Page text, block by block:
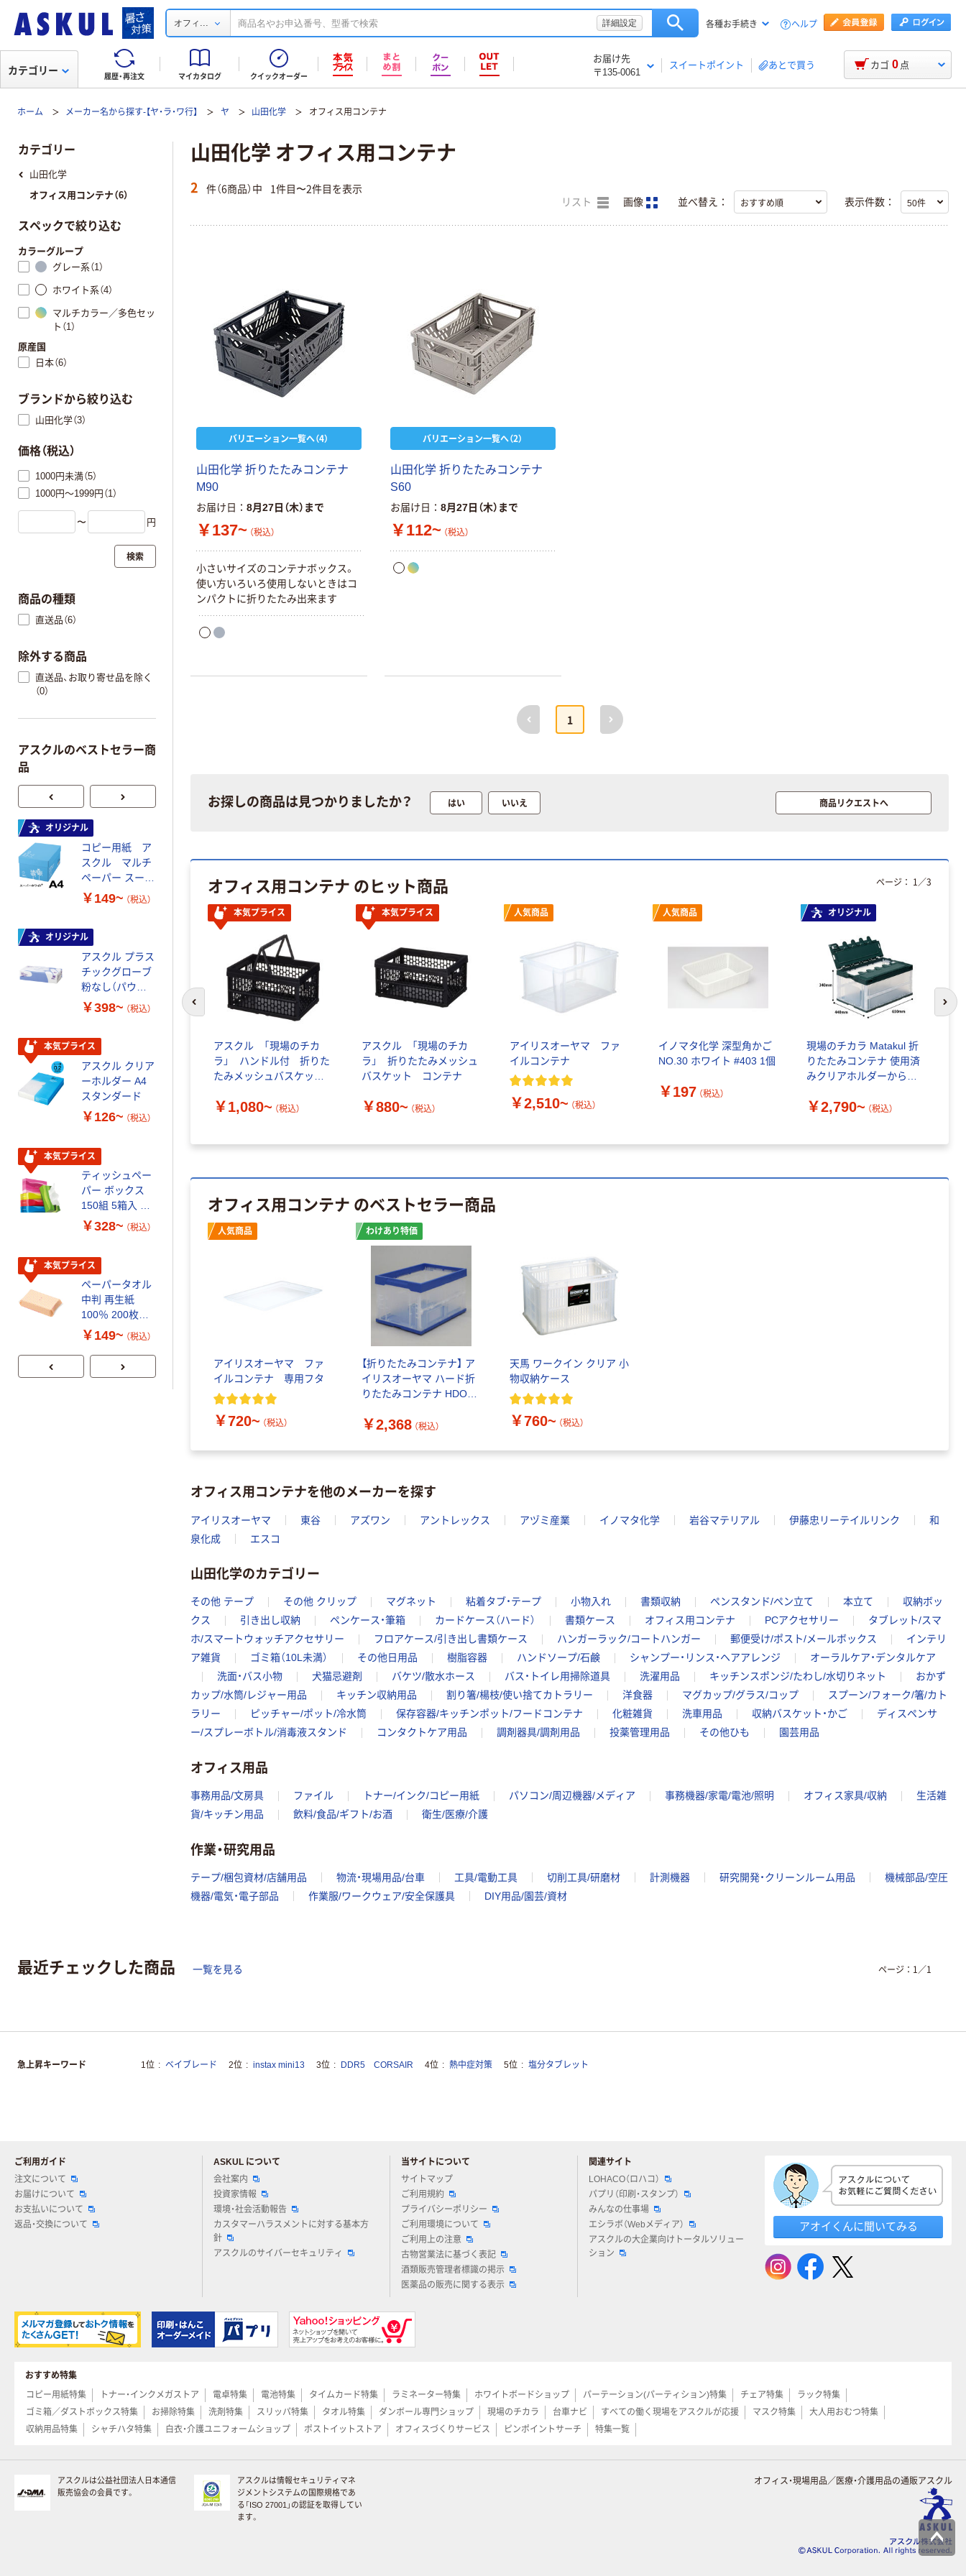
オフィ ... 詳細設定 各種お手続き ヘルプ
履歴・再注文 マイカタログ クイックオーダー
お届け先
〒135-0061
スイートポイント あとで買う
カテゴリー カゴ 0 点
ホーム メーカー名から探す-【ヤ・ラ・ワ行】 ヤ 山田化学 オフィス用コンテナ
山田化学 オフィス用コンテナ
2 件（6商品）中 1件目〜2件目を表示
リスト 画像 並べ替え： 表示件数：
バリエーション一覧へ（4）
山田化学 折りたたみコンテナ
M90
お届け日 8月27日（木）まで
￥137~ （税込）
小さいサイズのコンテナボックス。
使い方いろいろ使用しないときはコ
ンパクトに折りたたみ出来ます
バリエーション一覧へ（2）
山田化学 折りたたみコンテナ
S60
お届け日 8月27日（木）まで
￥112~ （税込）
前へ
1
次へ
お探しの商品は見つかりましたか？ はい いいえ 商品リクエストへ
オフィス用コンテナ のヒット商品
ード
不二貿易 折りたたみコン
テナ L
￥1,380~ （税込）
本気プライス
アスクル 「現場のチカ
ラ」 ハンドル付 折りた
たみメッシュバスケッ
￥1,080~ （税込）
本気プライス
アスクル 「現場のチカ
ラ」 折りたたみメッシュ
バスケット コンテナ
￥880~ （税込）
人気商品
アイリスオーヤマ ファ
イルコンテナ
￥2,510~ （税込）
人気商品
イノマタ化学 深型角かご
NO.30 ホワイト #403 1個
￥197 （税込）
オリジナル
現場のチカラ Matakul 折
りたたみコンテナ 使用済
みクリアホルダーからつ
￥2,790~ （税込）
ページ： 1 ／3
前のスライドへ 次
オフィス用コンテナ のベストセラー商品
人気商品
アイリスオーヤマ ファ
イルコンテナ 専用フタ
￥720~ （税込）
わけあり特価
【折りたたみコンテナ】 ア
イリスオーヤマ ハード折
りたたみコンテナ HDOC-
けあり品）
￥2,368 （税込）
天馬 ワークイン クリア 小
物収納ケース
￥760~ （税込）
オフィス用コンテナを他のメーカーを探す
アイリスオーヤマ 東谷 アズワン アントレックス アヅミ産業 イノマタ化学 岩谷マテリアル 伊藤忠リーテイルリンク
和
泉化成
エスコ
山田化学のカテゴリー
その他 テープ その他 クリップ マグネット 粘着タブ・テープ 小物入れ 書類収納 ペンスタンド/ペン立て 本立て
収納ボッ
クス
引き出し収納 ペンケース・筆箱 カードケース（ハード） 書類ケース オフィス用コンテナ PCアクセサリー
タブレット/スマ
ホ/スマートウォッチアクセサリー
フロアケース/引き出し書類ケース ハンガーラック/コートハンガー 郵便受け/ポスト/メールボックス
インテリ
ア雑貨
ゴミ箱（10L未満） その他日用品 樹脂容器 ハンドソープ/石鹸 シャンプー・リンス・ヘアアレンジ
オーラルケア・デンタルケア
洗面・バス小物
犬猫忌避剤 バケツ/散水ホース バス・トイレ用掃除道具 洗濯用品 キッチンスポンジ/たわし/水切りネット
おかず
カップ/水筒/レジャー用品
キッチン収納用品 割り箸/楊枝/使い捨てカトラリー 洋食器 マグカップ/グラス/コップ
スプーン/フォーク/箸/カト
ラリー
ピッチャー/ポット/冷水筒 保存容器/キッチンポット/フードコンテナ 化粧雑貨 洗車用品 収納バスケット・かご
ディスペンサ
ー/スプレーボトル/消毒液スタンド
コンタクトケア用品 調剤器具/調剤用品 投薬管理用品 その他ひも 園芸用品
オフィス用品
事務用品/文房具 ファイル トナー/インク/コピー用紙 パソコン/周辺機器/メディア 事務機器/家電/電池/照明 オフィス家具/収納
生活雑
貨/キッチン用品
飲料/食品/ギフト/お酒 衛生/医療/介護
作業・研究用品
テープ/梱包資材/店舗用品 物流・現場用品/台車 工具/電動工具 切削工具/研磨材 計測機器 研究開発・クリーンルーム用品
機械部品/空圧
機器/電気・電子部品
作業服/ワークウェア/安全保護具 DIY用品/園芸/資材
カテゴリー
山田化学
オフィス用コンテナ（6）
スペックで絞り込む
カラーグループ
グレー系（1）
ホワイト系（4）
マルチカラー／多色セッ
ト（1）
原産国
日本（6）
ブランドから絞り込む
山田化学（3）
価格（税込）
1000円未満（5）
1000円～1999円（1）
〜 円
検索
商品の種類
直送品（6）
除外する商品
直送品、お取り寄せ品を除く
（0）
アスクルのベストセラー商
品
オリジナル
コピー用紙 ア
スクル マルチ
ペーパー スーパ
ーホワイト+
￥149~ （税込）
オリジナル
アスクル プラス
チックグローブ
粉なし（パウダ
ーフリー）
￥398~ （税込）
本気プライス
アスクル クリア
ーホルダー A4
スタンダード
￥126~ （税込）
本気プライス
ティッシュペー
パー ボックス
150組 5箱入 ア
スクル スマート
証
￥328~ （税込）
本気プライス
ペーパータオル
中判 再生紙
100％ 200枚
FSC認証 シング
企画 オリジナル
￥149~ （税込）
ルチペーパー
スーパーエコノ
ミー+
￥149~
トイレットペー
パー ダブル60
ｍ 再生紙
100% 6ロール
リサイクル100
証
￥460~ （税込）
本気プライス
アスクル 耳にや
さしい やわらか
￥458~
トイレットペー
120ｍ 再生紙
100% 6ロール
リサイクル100
￥470~
アスクル プラ
スチックグロー
ス1(アスクル限
定モデル) 蛍光
ペン ゼブラ
￥52~
嬬恋銘水 ナチュ
ラルミネラルウ
ォーター 500ml
キャップシール
￥1,037~
オリジナル
スズラン 酒精綿
指定医薬部外品
水 ミネラルウォ
トル
￥686~
本気プライス
ファーストレイ
ト ホワイト紙コ
ップ
￥374~ （税込）
ファーストレイ
ト 粉なし（パ
ウダーフリー）
ペーパータオル
小判・シングル
再生紙 200枚
FSC認証紙 アス
￥143~
本気プライス
ティッシュペー
パー ボックス
モカ 200組 5個
アスクル オリジ
【アスクル限定】
オリジナル
アスクル 検査用
ディスポパンツ
￥96~ （税込）
レのおそうじシ
【ガムテープ】ア
スクル 現場のチ
カラ 厚さ
（税込）
スクル マルチ
ペーパー スーパ
オリジナル
アスクル プラス
チックグローブ
粉なし（パウダ
ーフリー）
￥398~ （税込）
本気プライス
アスクル クリア
ーホルダー A4
￥126~
ティッシュペー
最近チェックした商品 一覧を見る ページ： 1 ／1
急上昇キーワード 1位 ベイブレード 2位 instax mini13 3位 DDR5 CORSAIR 4位 熱中症対策 5位 塩分タブレット
ご利用ガイド
注文について
お届けについて
お支払いについて
返品・交換について
ASKUL について
会社案内
投資家情報
環境・社会活動報告
カスタマーハラスメントに対する基本方
針
アスクルのサイバーセキュリティ
当サイトについて
サイトマップ
ご利用規約
プライバシーポリシー
ご利用環境について
ご利用上の注意
古物営業法に基づく表記
酒類販売管理者標識の掲示
医薬品の販売に関する表示
関連サイト
LOHACO（ロハコ）
パプリ（印刷・スタンプ）
みんなの仕事場
エシラボ（Webメディア）
アスクルの大企業向けトータルソリュー
ション
アオイくんに聞いてみる
おすすめ特集
コピー用紙特集
トナー・インクメガストア 電卓特集 電池特集 タイムカード特集 ラミネーター特集 ホワイトボードショップ パーテーション(パーティション)特集 チェア特集
ラック特集
ゴミ箱／ダストボックス特集
お掃除特集 洗剤特集 スリッパ特集 タオル特集 ダンボール専門ショップ 現場のチカラ 台車ナビ すべての働く現場をアスクルが応援 マスク特集
大人用おむつ特集
収納用品特集
シャチハタ特集 白衣・介護ユニフォームショップ ポストイットストア オフィスづくりサービス ピンポイントサーチ 特集一覧
アスクルは公益社団法人日本通信
販売協会の会員です。
アスクルは情報セキュリティマネ
ジメントシステムの国際規格であ
る「ISO 27001」の認証を取得してい
ます。
オフィス・現場用品／医療・介護用品の通販アスクル